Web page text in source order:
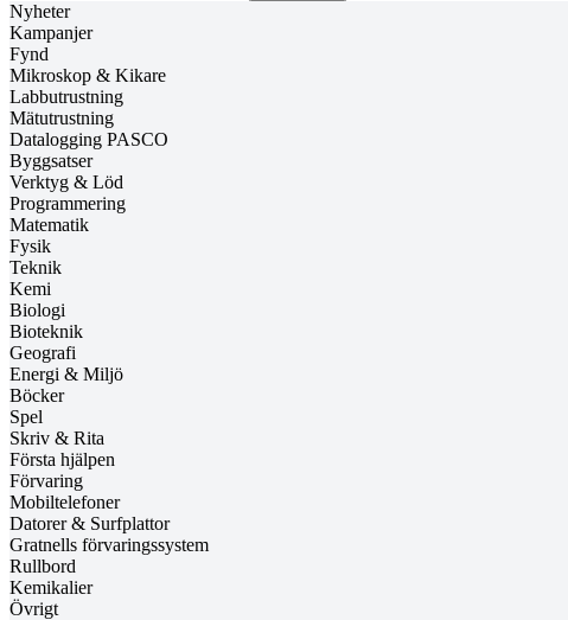
Nyheter
Kampanjer
Fynd
Mikroskop & Kikare
Labbutrustning
Mätutrustning
Datalogging PASCO
Byggsatser
Verktyg & Löd
Programmering
Matematik
Fysik
Teknik
Kemi
Biologi
Bioteknik
Geografi
Energi & Miljö
Böcker
Spel
Skriv & Rita
Första hjälpen
Förvaring
Mobiltelefoner
Datorer & Surfplattor
Gratnells förvaringssystem
Rullbord
Kemikalier
Övrigt